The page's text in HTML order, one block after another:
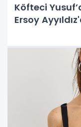
Köfteci
Ersoy